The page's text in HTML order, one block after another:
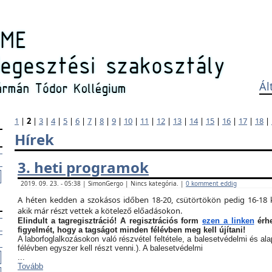
1 | 2 | 3 | 4| 5 | 6 | 7 | 8 | 9 | 10 | 11 | 12 | 13 | 14| 15 | 16 | 17 | 18 |
Hírek
3. heti programok
2019. 09. 23. - 05:38 | SimonGergo | Nincs kategória. | 0 komment eddig
A héten kedden a szokásos időben 18-20, csütörtökön pedig 16-
akik már részt vettek a kötelező előadásokon.
Elindult a tagregisztráció! A regisztrációs formezen a linken
figyelmét, hogy a tagságot minden félévben meg kell újítani!
A laborfoglalkozásokon való részvétel feltétele, a balesetvédelmi és
félévben egyszer kell részt venni.). A balesetvédelmi
...
Tovább